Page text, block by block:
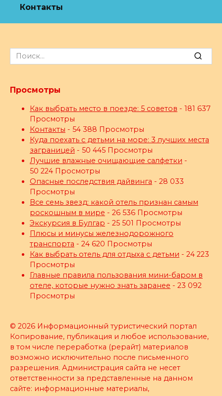
Контакты
Search
for:
Просмотры
Как выбрать место в поезде: 5 советов - 181 637
Просмотры
Контакты - 54 388 Просмотры
Куда поехать с детьми на море: 3 лучших места
заграницей - 50 445 Просмотры
Лучшие влажные очищающие салфетки -
50 224 Просмотры
Опасные последствия дайвинга - 28 033
Просмотры
Все семь звезд: какой отель признан самым
роскошным в мире - 26 536 Просмотры
Экскурсия в Булгар - 25 501 Просмотры
Плюсы и минусы железнодорожного
транспорта - 24 620 Просмотры
Как выбрать отель для отдыха с детьми - 24 223
Просмотры
Главные правила пользования мини-баром в
отеле, которые нужно знать заранее - 23 092
Просмотры
© 2026 Информационный туристический портал
Копирование, публикация и любое использование,
в том числе переработка (рерайт) материалов
возможно исключительно после письменного
разрешения. Администрация сайта не несет
ответственности за представленные на данном
сайте: информационные материалы,